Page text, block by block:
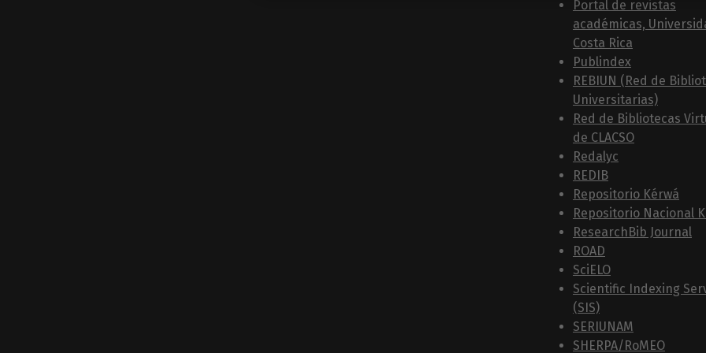
Portal de revistas
académicas,
Costa Rica
Publindex
REBIUN (Red de
Universitarias)
Red de Bibliotecas
de CLACSO
Redalyc
REDIB
Repositorio Kérwá
Repositorio Nacional
ResearchBib Journal
ROAD
SciELO
Scientific Indexing
(SIS)
SERIUNAM
SHERPA/RoMEO